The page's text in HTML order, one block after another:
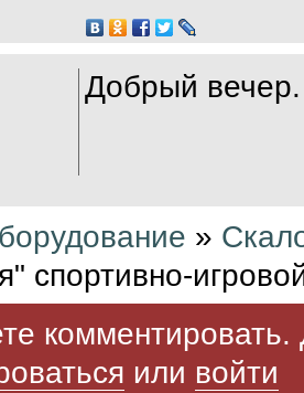
Добрый
»
спортивно-
комментировать.
или войти